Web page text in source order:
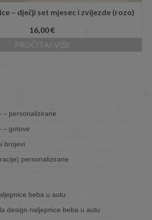
– dječji set mjesec i zvijezde (rozo)
16,00€
PROČITAJ VIŠE
– personalizirane
– gotove
brojevi
personalizirane
beba u autu
design naljepnice beba u autu